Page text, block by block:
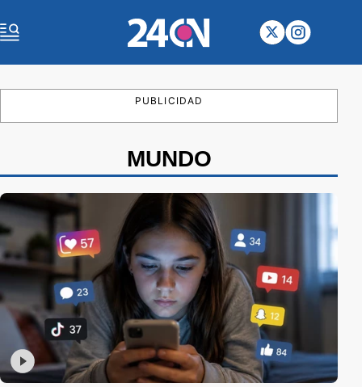
PUBLICIDAD
MUNDO